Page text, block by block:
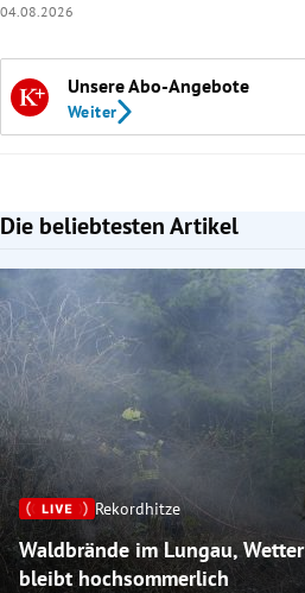
04.08.2026
Unsere Abo-Angebote
Weiter
Die beliebtesten Artikel
Slide 1 von 7
Rekordhitze
Waldbrände im Lungau, Wetter
bleibt hochsommerlich